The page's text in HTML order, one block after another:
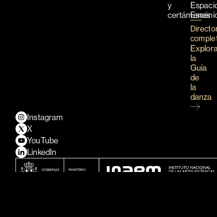
y
certámenes
la
Guía
de
la
danza
Instagram
X
YouTube
LinkedIn